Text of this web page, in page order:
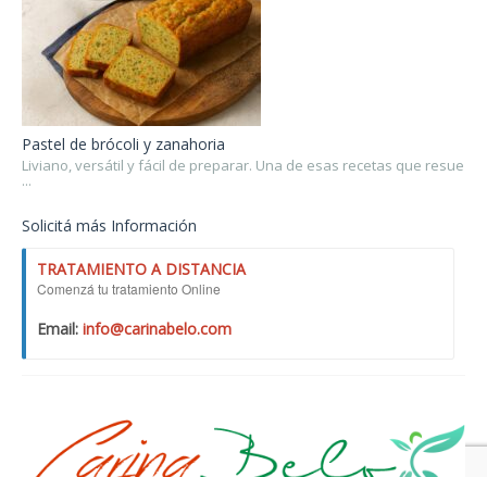
Pastel de brócoli y zanahoria
Liviano, versátil y fácil de preparar. Una de esas recetas que resue
...
Solicitá más Información
TRATAMIENTO A DISTANCIA
Comenzá tu tratamiento Online
Email: info@carinabelo.com